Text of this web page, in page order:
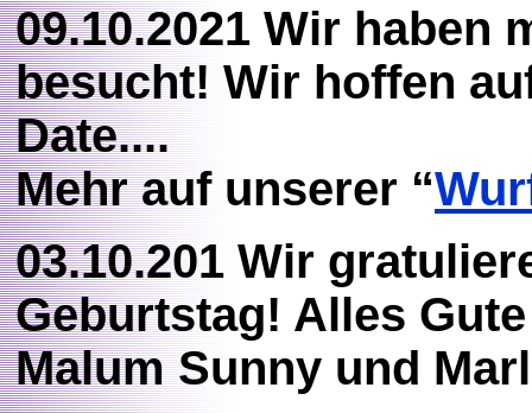
09.10.2021 Wir haben
besucht! Wir hoffen
Date....
Mehr auf unserer “
03.10.201 Wir
Geburtstag! Alles
Malum Sunny und